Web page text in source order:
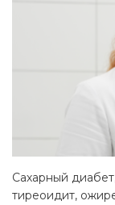
Сахарный
тиреоидит,